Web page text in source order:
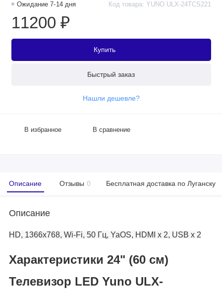
Ожидание 7-14 дня Код товара: YUNO ULX-24TCS221
11200 ₽
Купить
Быстрый заказ
Нашли дешевле?
В избранное В сравнение
Описание Отзывы 0 Бесплатная доставка по Луганску
Описание
HD, 1366x768, Wi-Fi, 50 Гц, YaOS, HDMI х 2, USB х 2
Характеристики 24" (60 см)
Телевизор LED Yuno ULX-